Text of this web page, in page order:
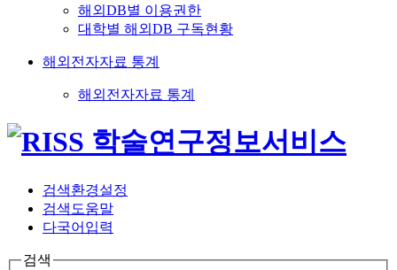
해외DB별 이용권한
대학별 해외DB 구독현황
해외전자자료 통계
해외전자자료 통계
검색환경설정
검색도움말
다국어입력
검색